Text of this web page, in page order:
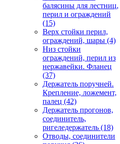
балясины для лестниц,
перил и ограждений
(15)
Верх стойки перил,
ограждений, шары (4)
Низ стойки
ограждений, перил из
нержавейки. Фланец
(37)
Держатель поручней.
Крепление, ложемент,
палец (42)
Держатель прогонов,
соединитель,
ригеледержатель (18)
Отводы, соединители